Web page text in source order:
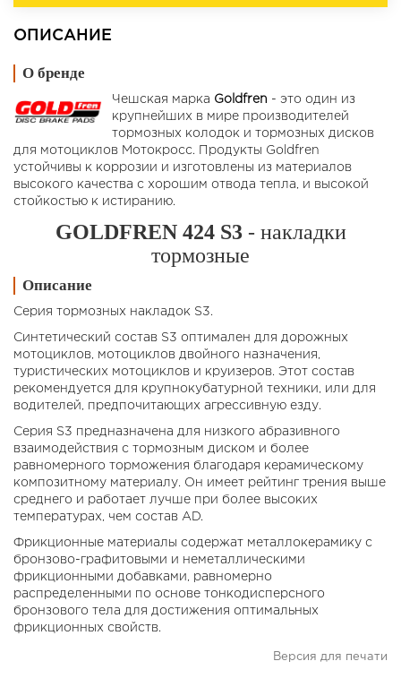
ОПИСАНИЕ
О бренде
Чешская марка Goldfren - это один из
крупнейших в мире производителей
тормозных колодок и тормозных дисков
для мотоциклов Мотокросс. Продукты Goldfren
устойчивы к коррозии и изготовлены из материалов
высокого качества с хорошим отвода тепла, и высокой
стойкостью к истиранию.
GOLDFREN 424 S3- накладки
тормозные
Описание
Серия тормозных накладок S3.
Синтетический состав S3 оптимален для дорожных
мотоциклов, мотоциклов двойного назначения,
туристических мотоциклов и круизеров. Этот состав
рекомендуется для крупнокубатурной техники, или для
водителей, предпочитающих агрессивную езду.
Серия S3 предназначена для низкого абразивного
взаимодействия с тормозным диском и более
равномерного торможения благодаря керамическому
композитному материалу. Он имеет рейтинг трения выше
среднего и работает лучше при более высоких
температурах, чем состав AD.
Фрикционные материалы содержат металлокерамику с
бронзово-графитовыми и неметаллическими
фрикционными добавками, равномерно
распределенными по основе тонкодисперсного
бронзового тела для достижения оптимальных
фрикционных свойств.
Версия для печати